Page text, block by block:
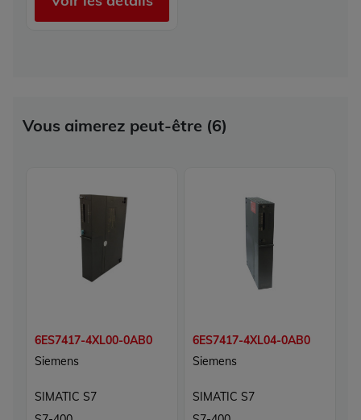
Vous aimerez peut-être (6)
6ES7417-4XL00-0AB0
Siemens
SIMATIC S7
6ES7417-4XL04-0AB0
Siemens
SIMATIC S7